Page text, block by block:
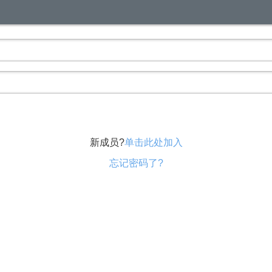
新成员?单击此处加入
忘记密码了?